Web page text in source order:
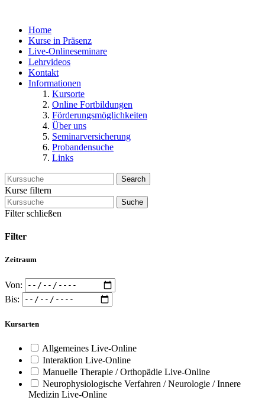
Home
Kurse in Präsenz
Live-Onlineseminare
Lehrvideos
Kontakt
Informationen
Kursorte
Online Fortbildungen
Förderungsmöglichkeiten
Über uns
Seminarversicherung
Probandensuche
Links
Search
Kurse filtern
Suche
Filter schließen
Filter
Zeitraum
Von:
Bis:
Kursarten
Allgemeines Live-Online
Interaktion Live-Online
Manuelle Therapie / Orthopädie Live-Online
Neurophysiologische Verfahren / Neurologie / Innere
Medizin Live-Online